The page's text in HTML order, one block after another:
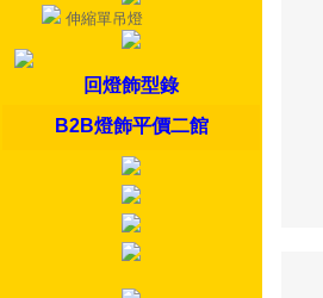
伸縮單吊燈
回燈飾型錄
B2B燈飾平價二館